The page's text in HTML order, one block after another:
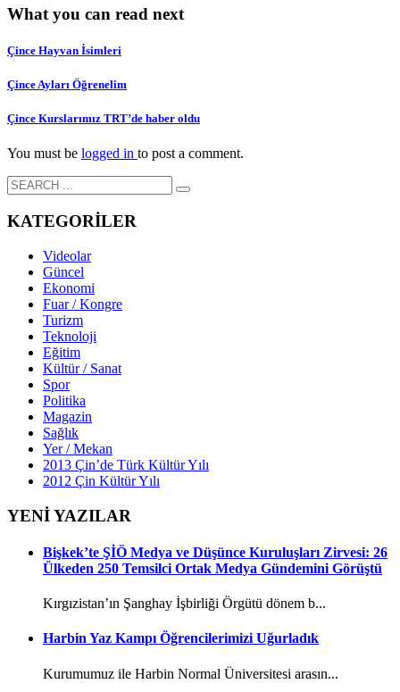
What you can read next
Çince Hayvan İsimleri
Çince Ayları Öğrenelim
Çince Kurslarımız TRT’de haber oldu
You must be logged in to post a comment.
KATEGORİLER
Videolar
Güncel
Ekonomi
Fuar / Kongre
Turizm
Teknoloji
Eğitim
Kültür / Sanat
Spor
Politika
Magazin
Sağlık
Yer / Mekan
2013 Çin’de Türk Kültür Yılı
2012 Çin Kültür Yılı
YENİ YAZILAR
Bişkek’te ŞİÖ Medya ve Düşünce Kuruluşları Zirvesi: 26
Ülkeden 250 Temsilci Ortak Medya Gündemini Görüştü
Kırgızistan’ın Şanghay İşbirliği Örgütü dönem b...
Harbin Yaz Kampı Öğrencilerimizi Uğurladık
Kurumumuz ile Harbin Normal Üniversitesi arasın...